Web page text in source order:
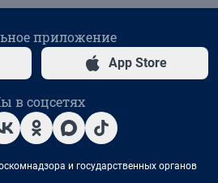
приложение
App Store
в соцсетях
и государственных органов